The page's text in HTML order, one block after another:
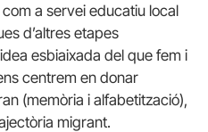
a servei educatiu local
d’altres etapes
esbiaixada del que fem i
centrem en donar
(memòria i alfabetització),
migrant.